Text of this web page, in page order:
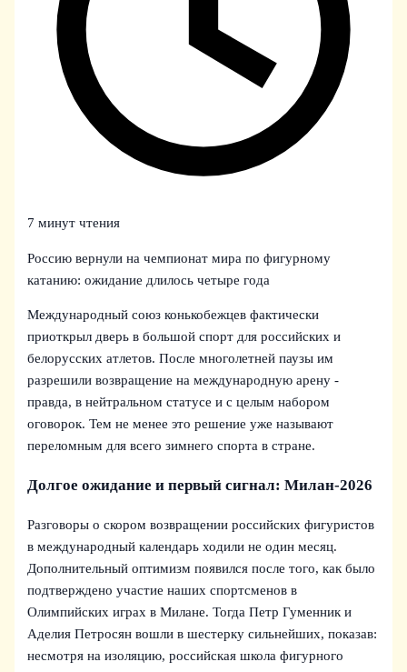
7 минут чтения
Россию вернули на чемпионат мира по фигурному
катанию: ожидание длилось четыре года
Международный союз конькобежцев фактически
приоткрыл дверь в большой спорт для российских и
белорусских атлетов. После многолетней паузы им
разрешили возвращение на международную арену -
правда, в нейтральном статусе и с целым набором
оговорок. Тем не менее это решение уже называют
переломным для всего зимнего спорта в стране.
Долгое ожидание и первый сигнал: Милан-2026
Разговоры о скором возвращении российских фигуристов
в международный календарь ходили не один месяц.
Дополнительный оптимизм появился после того, как было
подтверждено участие наших спортсменов в
Олимпийских играх в Милане. Тогда Петр Гуменник и
Аделия Петросян вошли в шестерку сильнейших, показав:
несмотря на изоляцию, российская школа фигурного